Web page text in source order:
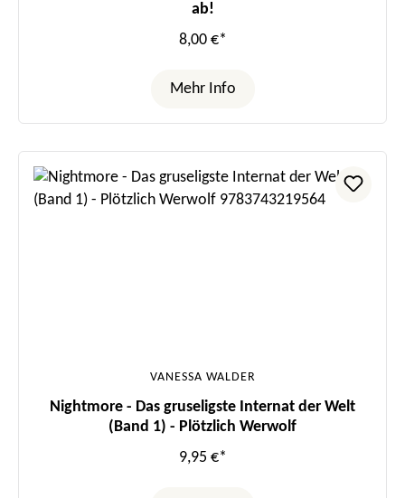
ab!
8,00 €*
Mehr Info
VANESSA WALDER
Nightmore - Das gruseligste Internat der Welt
(Band 1) - Plötzlich Werwolf
9,95 €*